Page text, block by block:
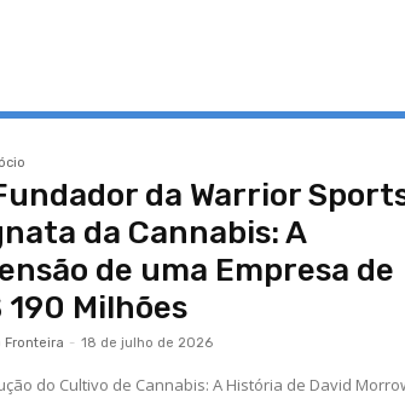
da Warrior
da Cannabis: A
de uma Empresa de
190 Milhões
Fronteira - 18 de julho de 2026
do Cultivo de Cannabis: A História de David